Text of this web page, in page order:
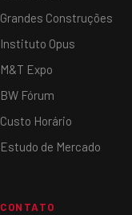
Grandes Construções
Instituto Opus
M&T Expo
BW Fórum
Custo Horário
Estudo de Mercado
CONTATO